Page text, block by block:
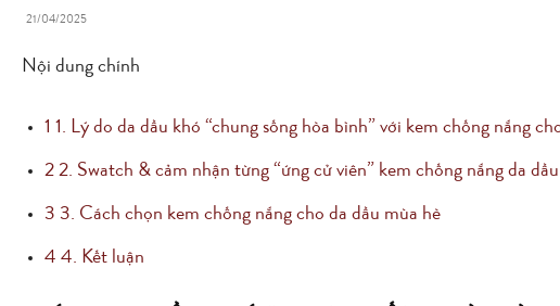
21/04/2025
Nội dung chính
1 1. Lý do da dầu khó “chung sống hòa bình” với kem chống nắng
2 2. Swatch & cảm nhận từng “ứng cử viên” kem chống nắng da
3 3. Cách chọn kem chống nắng cho da dầu mùa hè
4 4. Kết luận